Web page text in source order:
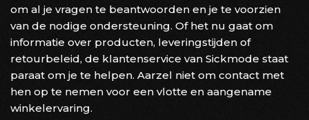
om al je vragen te beantwoorden en je te voorzien
van de nodige ondersteuning. Of het nu gaat om
informatie over producten, leveringstijden of
retourbeleid, de klantenservice van Sickmode staat
paraat om je te helpen. Aarzel niet om contact met
hen op te nemen voor een vlotte en aangename
winkelervaring.